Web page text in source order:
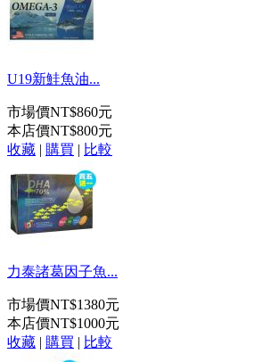
U19新鮭魚油...
市場價NT$860元
本店價NT$800元
收藏 | 購買 | 比較
力泰諸葛因子魚...
市場價NT$1380元
本店價NT$1000元
收藏 | 購買 | 比較